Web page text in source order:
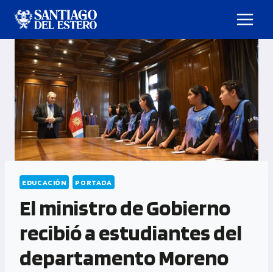
EDUCACIÓN PORTADA
El ministro de Gobierno
recibió a estudiantes del
departamento Moreno